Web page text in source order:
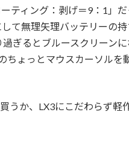
ティング：剥げ＝9：1」
て無理矢理バッテリーの
ぎるとブルースクリーン
ちょっとマウスカーソルを
うか、LX3にこだわらず軽